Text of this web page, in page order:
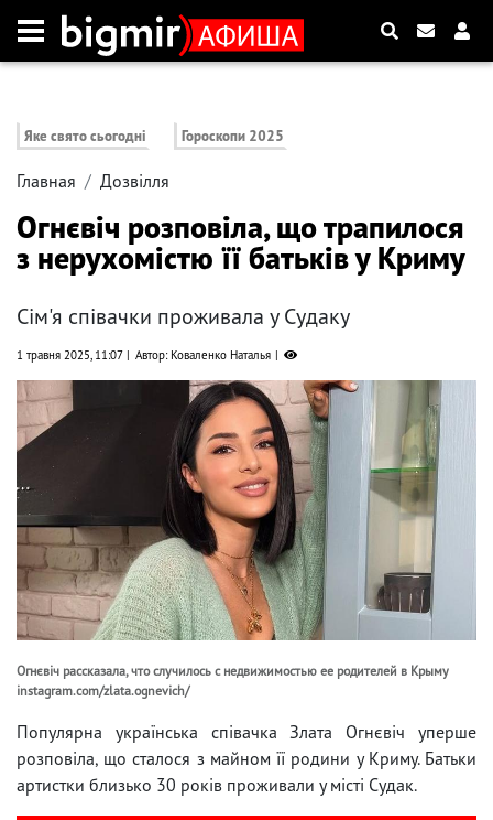
Яке свято сьогодні Гороскопи 2025
Главная Дозвілля
Огнєвіч розповіла, що трапилося
з нерухомістю її батьків у Криму
Сім'я співачки проживала у Судаку
1 травня 2025, 11:07 Автор: Коваленко Наталья
Огнєвіч рассказала, что случилось с недвижимостью ее родителей в Крыму
instagram.com/zlata.ognevich/
Популярна українська співачка Злата Огнєвіч уперше
розповіла, що сталося з майном її родини у Криму. Батьки
артистки близько 30 років проживали у місті Судак.